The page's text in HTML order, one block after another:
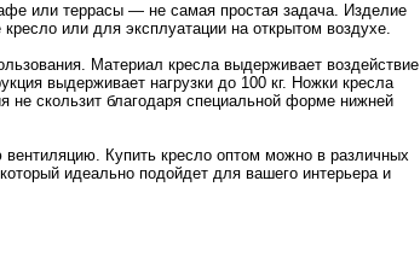
или террасы — не самая простая задача. Изделие
или для эксплуатации на открытом воздухе.
Материал кресла выдерживает воздействие
выдерживает нагрузки до 100 кг. Ножки кресла
не скользит благодаря специальной форме нижней
вентиляцию. Купить кресло оптом можно в различных
идеально подойдет для вашего интерьера и